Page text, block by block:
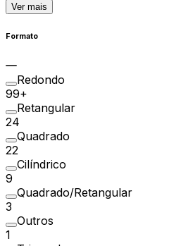
Ver mais
Formato
Redondo
99+
Retangular
24
Quadrado
22
Cilíndrico
9
Quadrado/Retangular
3
Outros
1